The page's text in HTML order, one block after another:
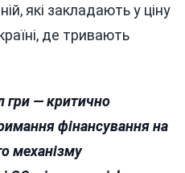
які закладають у ціну
де тривають
гри — критично
фінансування на
механізму